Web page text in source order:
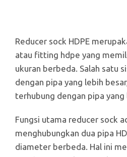
Reducer sock HDPE
atau fitting hdpe yang
ukuran berbeda. Salah satu
dengan pipa yang lebih
terhubung dengan pipa yang
Fungsi utama reducer sock
menghubungkan dua pipa
diameter berbeda. Hal ini